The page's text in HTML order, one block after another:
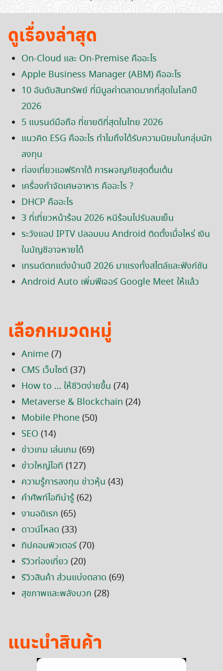
ดูเรื่องล่าสุด
On-Cloud และ On-Premise คืออะไร
Apple Business Manager (ABM) คืออะไร
10 อันดับสินทรัพย์ ที่มีมูลค่าตลาดมากที่สุดในโลกปี
2026
5 แบรนด์มือถือ ที่ขายดีที่สุดในไทย 2026
แนวคิด ESG คืออะไร ทำไมถึงได้รับความนิยมในกลุ่มนัก
ลงทุน
ท่องเที่ยวแอฟริกาใต้ การผจญภัยสุดตื่นเต้น
เครื่องกำจัดเศษอาหาร คืออะไร ?
DHCP คืออะไร
3 ที่เที่ยวหน้าร้อน 2026 หนีร้อนไปรับลมเย็น
ระวังแอป IPTV ปลอมบน Android ติดตั้งเมื่อไหร่ เงิน
ในบัญชีอาจหายได้
เทรนด์ตกแต่งบ้านปี 2026 มาแรงทั้งสไตล์และฟังก์ชัน
Android Auto เพิ่มฟีเจอร์ Google Meet ให้แล้ว
เลือกหมวดหมู่
Anime(7)
CMS เว็บไซต์(37)
How to … ให้ชีวิตง่ายขึ้น (74)
Metaverse & Blockchain (24)
Mobile Phone(50)
SEO (14)
ข่าวเกม เล่นเกม (69)
ข่าวใหญ่ไอที (127)
ความรู้การลงทุน ข่าวหุ้น (43)
คำศัพท์ไอทีน่ารู้(62)
งานอดิเรก (65)
ดาวน์โหลด (33)
ทิปคอมพิวเตอร์(70)
รีวิวท่องเที่ยว (20)
รีวิวสินค้า ส่วนแบ่งตลาด (69)
สุขภาพและพลังบวก (28)
แนะนำสินค้า